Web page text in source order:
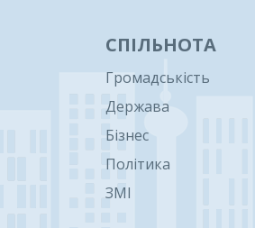
СПІЛЬНОТА
Громадськість
Держава
Бізнес
Політика
ЗМІ